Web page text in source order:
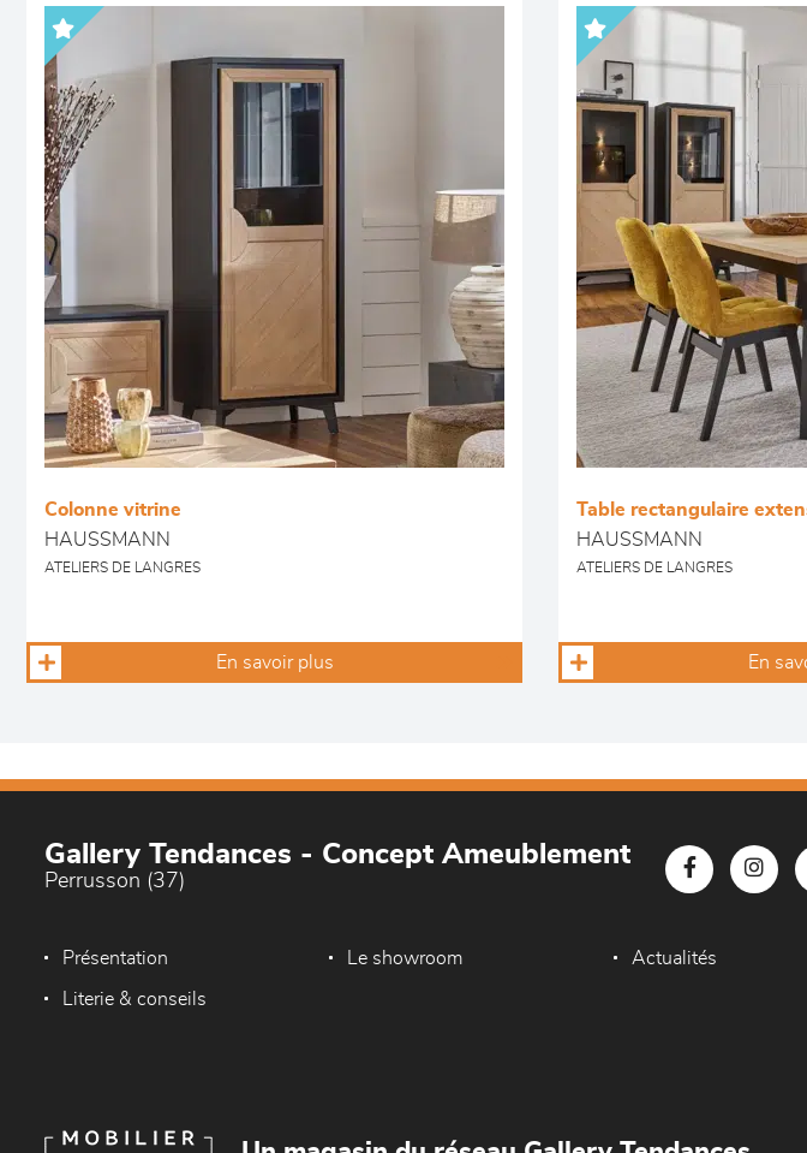
Colonne vitrine
HAUSSMANN
ATELIERS DE LANGRES
En savoir plus
Table rectangulaire
HAUSSMANN
ATELIERS DE LANGRES
En
Gallery Tendances - Concept Ameublement
Perrusson (37)
Présentation Le showroom Actualités
Literie & conseils